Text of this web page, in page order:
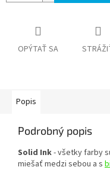
OPÝTAŤ SA
Popis
Podrobný popis
Solid Ink- všetky farby
miešať medzi sebou a s